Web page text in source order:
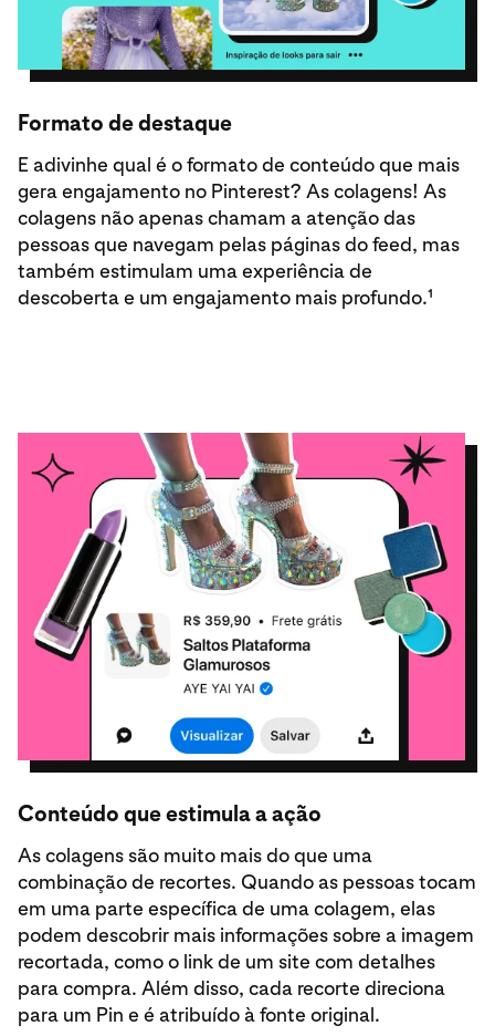
Formato de destaque
E adivinhe qual é o formato de conteúdo que mais
gera engajamento no Pinterest? As colagens! As
colagens não apenas chamam a atenção das
pessoas que navegam pelas páginas do feed, mas
também estimulam uma experiência de
descoberta e um engajamento mais profundo.¹
Conteúdo que estimula a ação
As colagens são muito mais do que uma
combinação de recortes. Quando as pessoas tocam
em uma parte específica de uma colagem, elas
podem descobrir mais informações sobre a imagem
recortada, como o link de um site com detalhes
para compra. Além disso, cada recorte direciona
para um Pin e é atribuído à fonte original.